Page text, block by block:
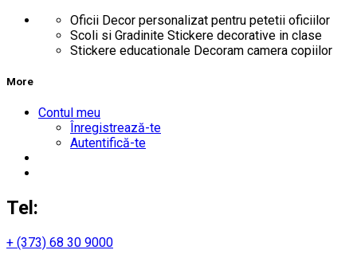
Oficii Decor personalizat pentru petetii oficiilor
Scoli si Gradinite Stickere decorative in clase
Stickere educationale Decoram camera copiilor
More
Contul meu
Înregistrează-te
Autentifică-te
Tel:
+ (373) 68 30 9000